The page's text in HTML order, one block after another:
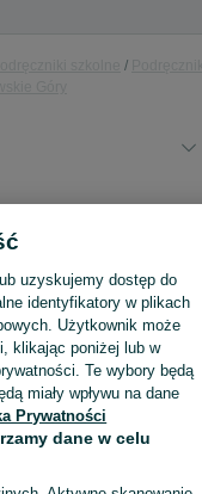
skontaktować się z
Wyślij wiadomość
uzyskujemy dostęp do
identyfikatory w plikach
Użytkownik może
klikając poniżej lub w
Te wybory będą
miały wpływu na dane
Prywatności
dane w celu